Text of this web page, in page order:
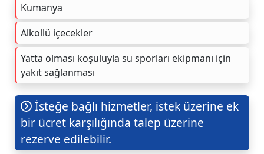
Kumanya
Alkollü içecekler
Yatta olması koşuluyla su sporları ekipmanı için
yakıt sağlanması
İsteğe bağlı hizmetler, istek üzerine ek
bir ücret karşılığında talep üzerine
rezerve edilebilir.